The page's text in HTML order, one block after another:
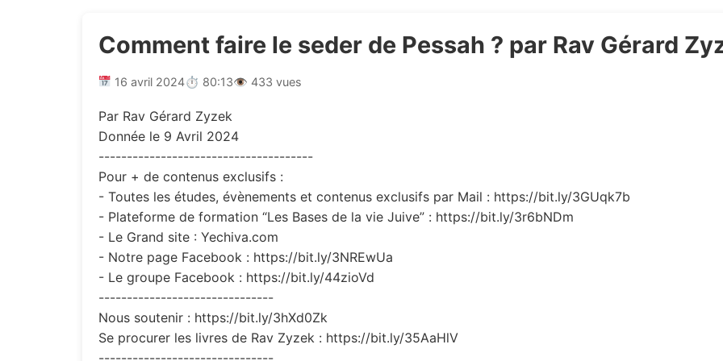
Comment faire le seder de Pessah ? par Rav Gérard
16 avril 2024⏱ 80:13👁 433 vues
Par Rav Gérard Zyzek
Donnée le 9 Avril 2024
--------------------------------------
Pour + de contenus exclusifs :
- Toutes les études, évènements et contenus exclusifs par Mail : https://bit.ly/3GUqk7b
- Plateforme de formation “Les Bases de la vie Juive” : https://bit.ly/3r6bNDm
- Le Grand site : Yechiva.com
- Notre page Facebook : https://bit.ly/3NREwUa
- Le groupe Facebook : https://bit.ly/44zioVd
-------------------------------
Nous soutenir : https://bit.ly/3hXd0Zk
Se procurer les livres de Rav Zyzek : https://bit.ly/35AaHlV
-------------------------------